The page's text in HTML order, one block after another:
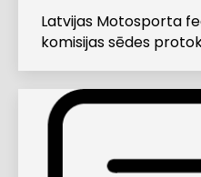
Latvijas Motosporta
komisijas sēdes